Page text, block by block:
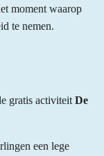
moment waarop
te nemen.
gratis activiteit De
een lege